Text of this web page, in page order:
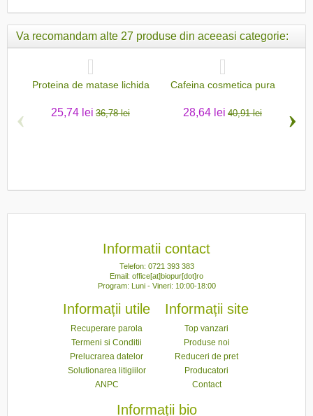
Va recomandam alte 27 produse din aceeasi categorie:
Proteina de matase lichida
25,74 lei 36,78 lei
Cafeina cosmetica pura
28,64 lei 40,91 lei
‹ ›
Informatii contact
Telefon: 0721 393 383
Email: office[at]biopur[dot]ro
Program: Luni - Vineri: 10:00-18:00
Informații utile
Recuperare parola
Termeni si Conditii
Prelucrarea datelor
Solutionarea litigiilor
ANPC
Informații site
Top vanzari
Produse noi
Reduceri de pret
Producatori
Contact
Informații bio